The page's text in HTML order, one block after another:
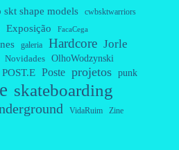
skt shape models cwbsktwarriors
Exposição FacaCega
galeria Hardcore Jorle
Novidades OlhoWodzynski
POST.E Poste projetos punk
skateboarding
VidaRuim Zine